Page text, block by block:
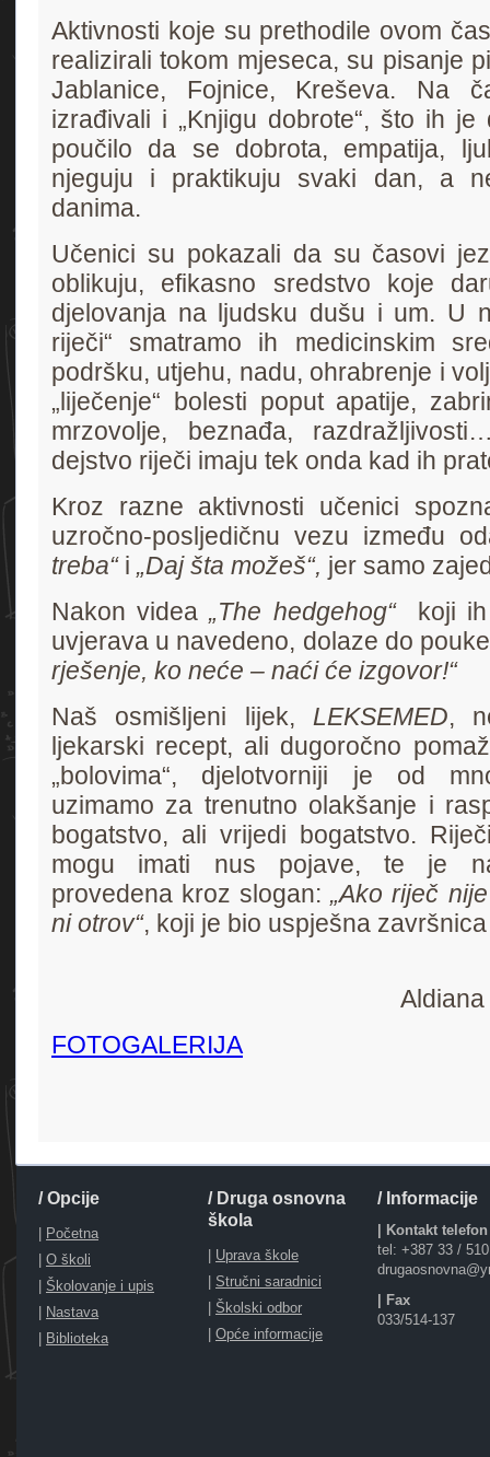
Aktivnosti koje su prethodile ovom
realizirali tokom mjeseca, su pisanje
Jablanice, Fojnice, Kreševa. Na
izrađivali i „Knjigu dobrote“, što ih je
poučilo da se dobrota, empatija,
njeguju i praktikuju svaki dan, a
danima.
Učenici su pokazali da su časovi
oblikuju, efikasno sredstvo koje
djelovanja na ljudsku dušu i um. U
riječi“ smatramo ih medicinskim
podršku, utjehu, nadu, ohrabrenje i
„liječenje“ bolesti poput apatije,
mrzovolje, beznađa,
dejstvo riječi imaju tek onda kad ih
Kroz razne aktivnosti učenici
uzročno-posljedičnu vezu između
treba“i „Daj šta možeš“, jer samo
Nakon videa„The hedgehog“koji ih
uvjerava u navedeno, dolaze do
rješenje, ko neće – naći će izgovor!“
Naš osmišljeni lijek, LEKSEMED,
ljekarski recept, ali dugoročno
„bolovima“, djelotvorniji je od
uzimamo za trenutno olakšanje i
bogatstvo, ali vrijedi bogatstvo.
mogu imati nus pojave, te je
provedena kroz slogan:„Ako riječ
ni otrov“, koji je bio uspješna
FOTOGALERIJA
/ Opcije
Početna
O školi
Školovanje i upis
Nastava
Biblioteka
/ Druga osnovna
škola
Uprava škole
Stručni saradnici
Školski odbor
Opće informacije
/ Informacije
| Kontakt telefon
tel: +387 33 /
| Fax
033/514-137